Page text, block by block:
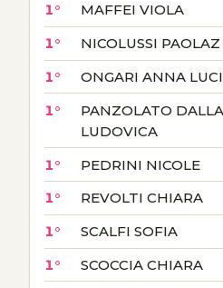
1° MAFFEI VIOLA
1° NICOLUSSI
1° ONGARI ANNA
1°
PANZOLATO
LUDOVICA
1° PEDRINI NICOLE
1° REVOLTI CHIARA
1° SCALFI SOFIA
1° SCOCCIA CHIARA